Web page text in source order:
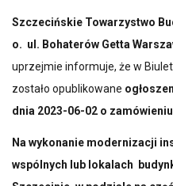
Szczecińskie Towarzystwo
o. ul. Bohaterów Getta
uprzejmie informuje, że w
zostało opublikowane
dnia 2023-06-02 o
Na wykonanie modernizacji
wspólnych lub lokalach